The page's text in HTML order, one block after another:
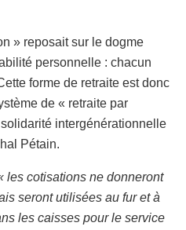
» reposait sur le dogme
personnelle : chacun
forme de retraite est donc
de « retraite par
intergénérationnelle
Pétain.
les cotisations ne donneront
seront utilisées au fur et à
les caisses pour le service